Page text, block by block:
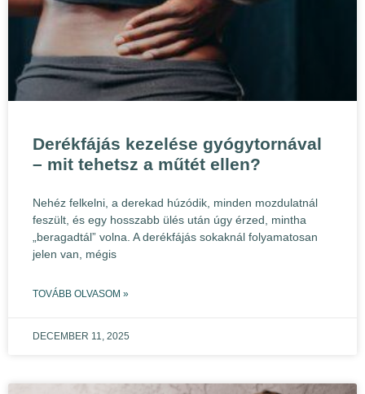
Derékfájás kezelése gyógytornával
– mit tehetsz a műtét ellen?
Nehéz felkelni, a derekad húzódik, minden mozdulatnál
feszült, és egy hosszabb ülés után úgy érzed, mintha
„beragadtál” volna. A derékfájás sokaknál folyamatosan
jelen van, mégis
TOVÁBB OLVASOM »
DECEMBER 11, 2025